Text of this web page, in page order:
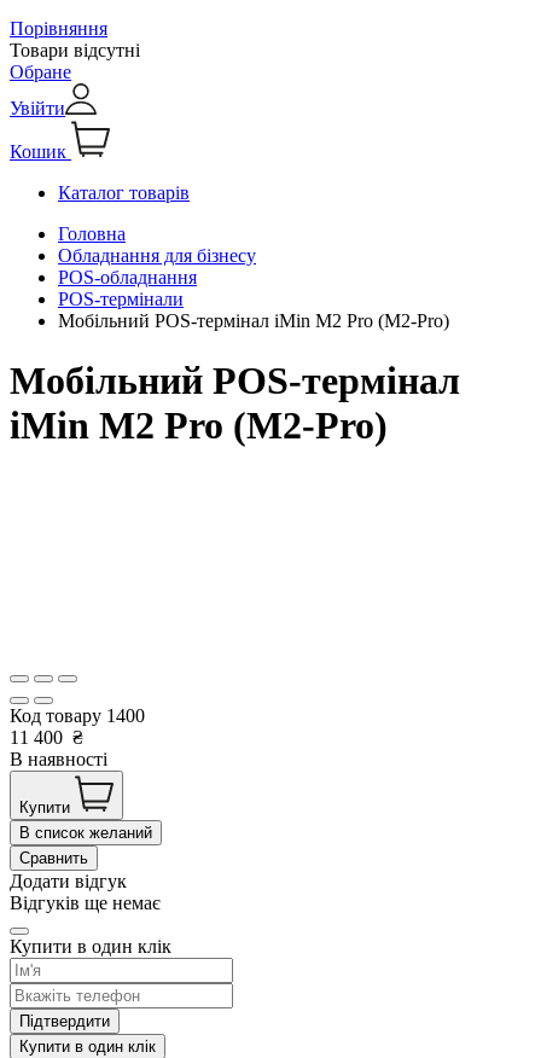
Порівняння
Товари відсутні
Обране
Увійти
Кошик
Каталог товарів
Головна
Обладнання для бізнесу
РОS-обладнання
POS-термінали
Мобільний POS-термінал iMin M2 Pro (M2-Pro)
Мобільний POS-термінал
iMin M2 Pro (M2-Pro)
Код товару 1400
11 400 ₴
В наявності
Купити
В список желаний
Сравнить
Додати відгук
Відгуків ще немає
Купити в один клік
Підтвердити
Купити в один клік